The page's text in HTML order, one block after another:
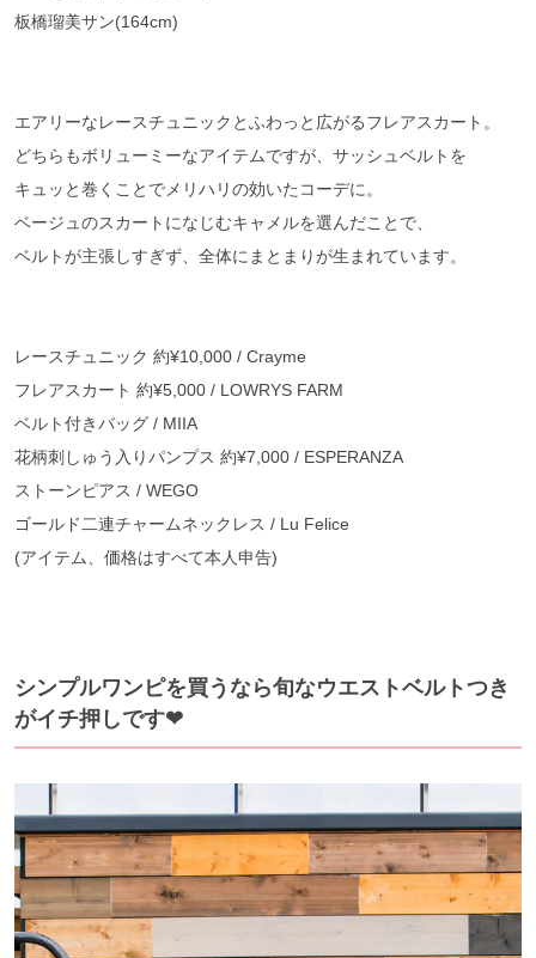
板橋瑠美サン(164cm)
エアリーなレースチュニックとふわっと広がるフレアスカート。
どちらもボリューミーなアイテムですが、サッシュベルトを
キュッと巻くことでメリハリの効いたコーデに。
ベージュのスカートになじむキャメルを選んだことで、
ベルトが主張しすぎず、全体にまとまりが生まれています。
レースチュニック 約¥10,000 / Crayme
フレアスカート 約¥5,000 / LOWRYS FARM
ベルト付きバッグ / MIIA
花柄刺しゅう入りパンプス 約¥7,000 / ESPERANZA
ストーンピアス / WEGO
ゴールド二連チャームネックレス / Lu Felice
(アイテム、価格はすべて本人申告)
シンプルワンピを買うなら旬なウエストベルトつき
がイチ押しです❤︎